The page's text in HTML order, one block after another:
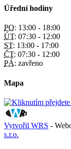
Úřední hodiny
PO: 13:00 - 18:00
ÚT: 07:30 - 12:00
ST: 13:00 - 17:00
ČT: 07:30 - 12:00
PÁ: zavřeno
Mapa
Vytvořil WRS -
s.r.o.